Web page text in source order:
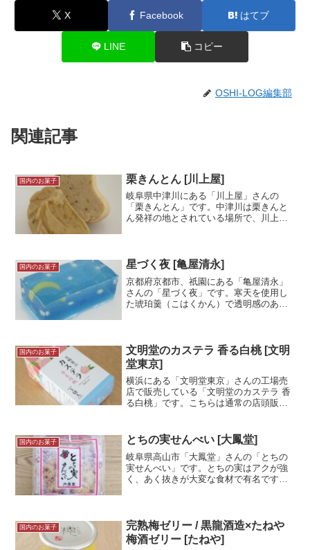
X Facebook はてブ
LINE コピー
OSHI-LOG編集部
関連記事
国内のお菓子 栗きんとん [川上屋]
岐阜県中津川にある「川上屋」さんの
「栗きんとん」です。中津川は栗きんと
ん発祥の地とされている場所で、川上屋
んは栗のお菓子の中でも濃厚...＜続きを
国内のお菓子 星づく夜 [亀屋清永]
京都府京都市、祇園にある「亀屋清永」
さんの「星づく夜」です。寒天を使用し
た琥珀羹（こはくかん）で透明感のある
子だと思います！試食メモ...＜続きを読
む＞
国内のお菓子
文明堂のカステラ 香る白桃 [文明
堂東京]
横浜にある「文明堂東京」さんの工場売
店で販売している「文明堂のカステラ 香
る白桃」です。こちらは通常の店頭販売
いる香りの良いカステラ。しかも冷凍し
て食べるのがオススメと...＜続きを読む
＞
国内のお菓子 とちの実せんべい [大鳳堂]
岐阜県高山市「大鳳堂」さんの「とちの
実せんべい」です。とちの実はアクが強
く、あく抜きが大変な食材で有名です
入しました。試食メモ中央自...＜続きを
読む＞
国内のお菓子
完熟梅ゼリー / 黒龍酒造×たねや
梅酒ゼリー [たねや]